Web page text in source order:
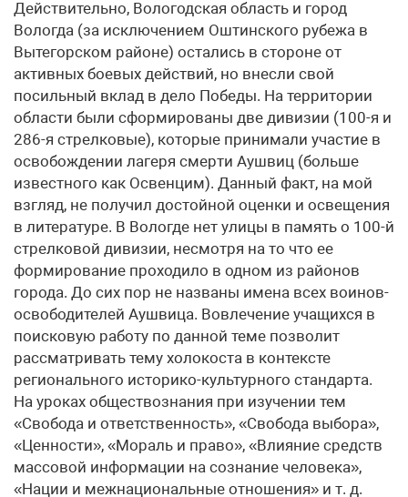
Действительно, Вологодская область и город
Вологда (за исключением Оштинского рубежа в
Вытегорском районе) остались в стороне от
активных боевых действий, но внесли свой
посильный вклад в дело Победы. На территории
области были сформированы две дивизии (100-я и
286-я стрелковые), которые принимали участие в
освобождении лагеря смерти Аушвиц (больше
известного как Освенцим). Данный факт, на мой
взгляд, не получил достойной оценки и освещения
в литературе. В Вологде нет улицы в память о 100-й
стрелковой дивизии, несмотря на то что ее
формирование проходило в одном из районов
города. До сих пор не названы имена всех воинов-
освободителей Аушвица. Вовлечение учащихся в
поисковую работу по данной теме позволит
рассматривать тему холокоста в контексте
регионального историко-культурного стандарта.
На уроках обществознания при изучении тем
«Свобода и ответственность», «Свобода выбора»,
«Ценности», «Мораль и право», «Влияние средств
массовой информации на сознание человека»,
«Нации и межнациональные отношения» и т. д.